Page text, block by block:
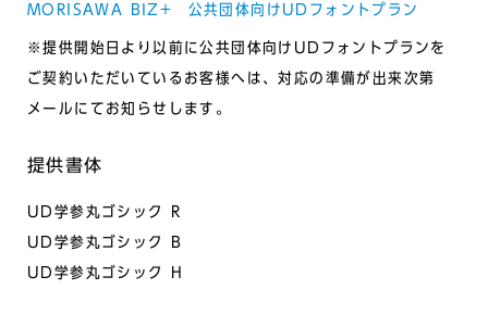
MORISAWA BIZ+ 公共団体向けUDフォントプラン
※提供開始日より以前に公共団体向けUDフォントプランを
ご契約いただいているお客様へは、対応の準備が出来次第
メールにてお知らせします。
提供書体
UD学参丸ゴシック R
UD学参丸ゴシック B
UD学参丸ゴシック H